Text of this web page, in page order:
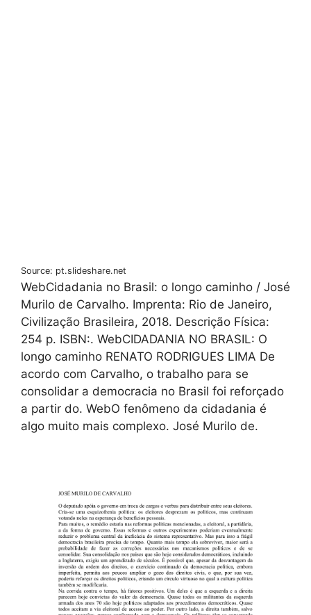
Source: pt.slideshare.net
WebCidadania no Brasil: o longo caminho / José
Murilo de Carvalho. Imprenta: Rio de Janeiro,
Civilização Brasileira, 2018. Descrição Física:
254 p. ISBN:. WebCIDADANIA NO BRASIL: O
longo caminho RENATO RODRIGUES LIMA De
acordo com Carvalho, o trabalho para se
consolidar a democracia no Brasil foi reforçado
a partir do. WebO fenômeno da cidadania é
algo muito mais complexo. José Murilo de.